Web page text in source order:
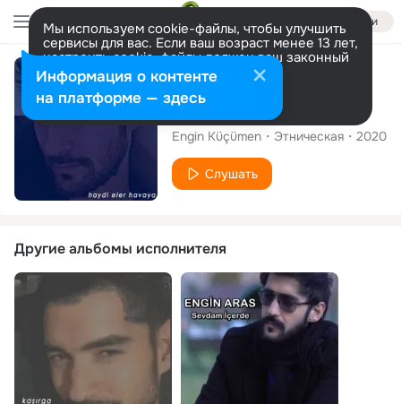
Войти
Мы используем cookie-файлы, чтобы улучшить
сервисы для вас. Если ваш возраст менее 13 лет,
настроить cookie-файлы должен ваш законный
представитель. Больше информации
Разрешить все Настроить
Сингл
Haydi Eller Cebe
Engin Küçümen Этническая 2020
Слушать
Другие альбомы исполнителя
Информация о контенте
на платформе — здесь